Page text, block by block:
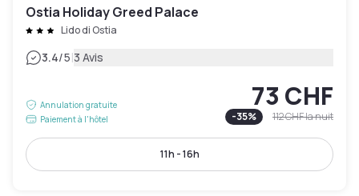
Ostia Holiday Greed Palace
Lido di Ostia
3.4/5|3 Avis
Annulation gratuite
Paiement à l'hôtel
73 CHF
-35% 112 CHFla nuit
11h - 16h